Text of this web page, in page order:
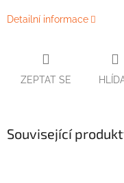
Detailní informace
ZEPTAT SE
Související